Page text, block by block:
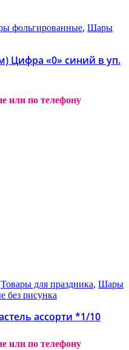
фольгированные, Шары
Цифра «0» синий в уп.
или по телефону
Товары для праздника, Шары
без рисунка
ассорти *1/10
или по телефону